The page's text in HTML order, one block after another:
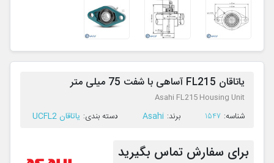
یاتاقان FL215 آساهی با شفت 75 میلی متر
Asahi FL215 Housing Unit
ﺷﻨﺎﺳﻪ: 1547 ﺑﺮﻧﺪ: Asahi ﺩﺳﺘﻪ ﺑﻨﺪی: یاتاقان UCFL2
برای سفارش تماس بگیرید